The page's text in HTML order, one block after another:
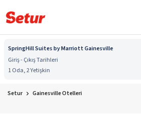
SpringHill Suites by Marriott Gainesville
Giriş - Çıkış Tarihleri
1 Oda, 2 Yetişkin
Setur Gainesville Otelleri